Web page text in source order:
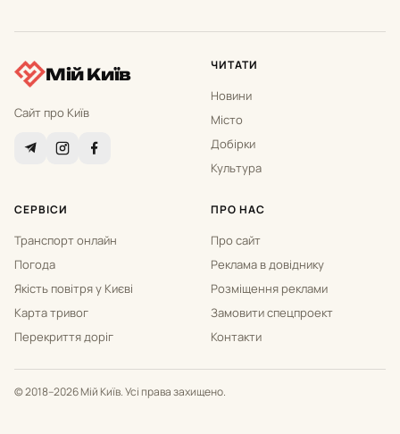
Мій Київ
Сайт про Київ
ЧИТАТИ
Новини
Місто
Добірки
Культура
СЕРВІСИ
Транспорт онлайн
Погода
Якість повітря у Києві
Карта тривог
Перекриття доріг
ПРО НАС
Про сайт
Реклама в довіднику
Розміщення реклами
Замовити спецпроект
Контакти
© 2018–2026 Мій Київ. Усі права захищено.